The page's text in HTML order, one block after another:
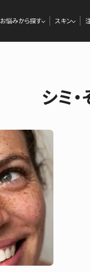
お悩みから探す スキン
シミ